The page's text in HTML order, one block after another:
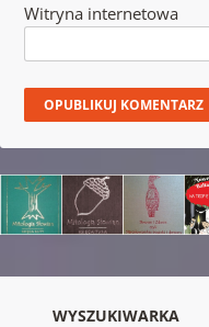
Witryna internetowa
WYSZUKIWARKA